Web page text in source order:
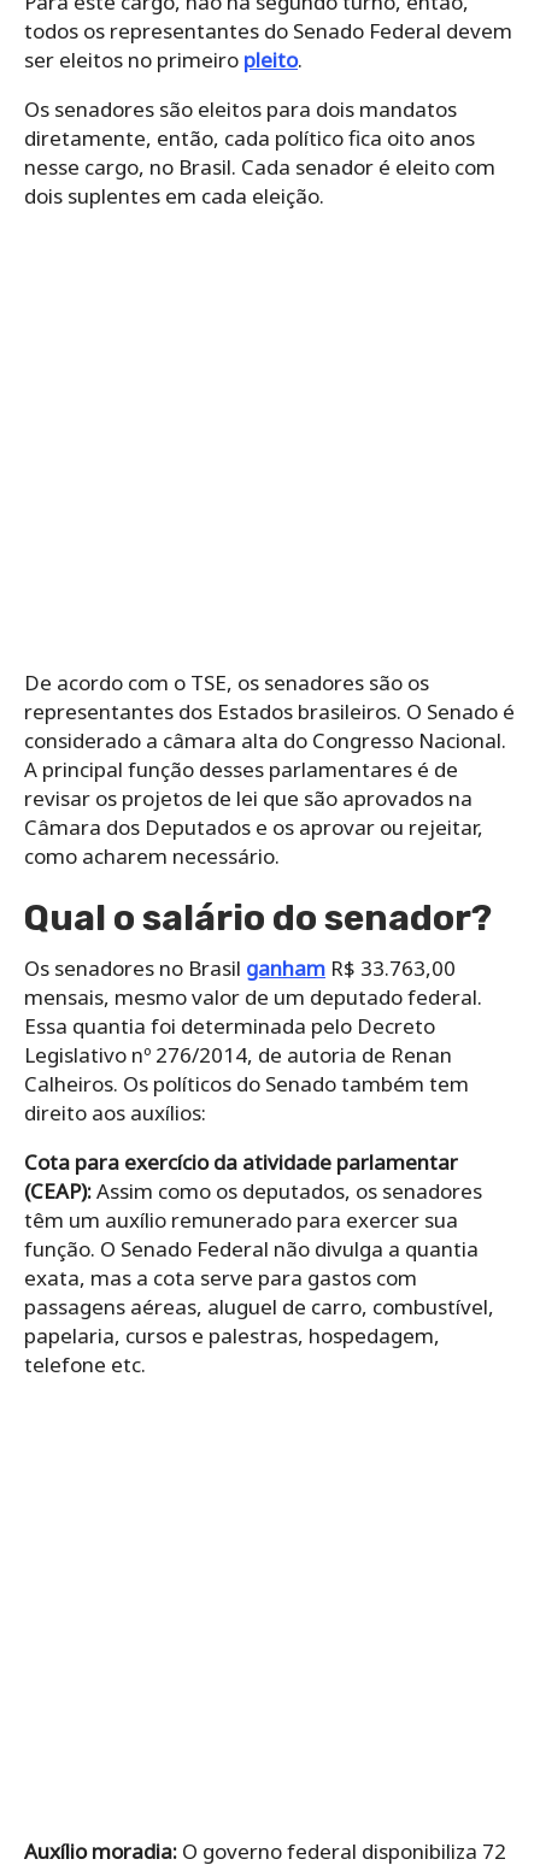
todos os representantes do Senado Federal devem
ser eleitos no primeiro pleito.
Os senadores são eleitos para dois mandatos
diretamente, então, cada político fica oito anos
nesse cargo, no Brasil. Cada senador é eleito com
dois suplentes em cada eleição.
De acordo com o TSE, os senadores são os
representantes dos Estados brasileiros. O Senado é
considerado a câmara alta do Congresso Nacional.
A principal função desses parlamentares é de
revisar os projetos de lei que são aprovados na
Câmara dos Deputados e os aprovar ou rejeitar,
como acharem necessário.
Qual o salário do senador?
Os senadores no Brasil ganham R$ 33.763,00
mensais, mesmo valor de um deputado federal.
Essa quantia foi determinada pelo Decreto
Legislativo nº 276/2014, de autoria de Renan
Calheiros. Os políticos do Senado também tem
direito aos auxílios:
Cota para exercício da atividade parlamentar
(CEAP):Assim como os deputados, os senadores
têm um auxílio remunerado para exercer sua
função. O Senado Federal não divulga a quantia
exata, mas a cota serve para gastos com
passagens aéreas, aluguel de carro, combustível,
papelaria, cursos e palestras, hospedagem,
telefone etc.
Auxílio moradia: O governo federal disponibiliza 72